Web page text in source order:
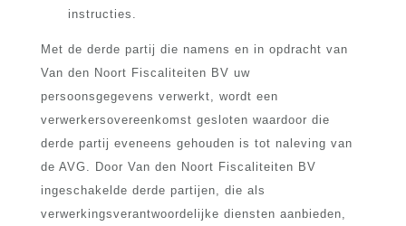
instructies.
Met de derde partij die namens en in opdracht van
Van den Noort Fiscaliteiten BV uw
persoonsgegevens verwerkt, wordt een
verwerkersovereenkomst gesloten waardoor die
derde partij eveneens gehouden is tot naleving van
de AVG. Door Van den Noort Fiscaliteiten BV
ingeschakelde derde partijen, die als
verwerkingsverantwoordelijke diensten aanbieden,